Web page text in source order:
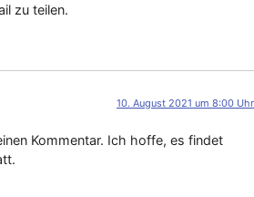
zu teilen.
10. August 2021 um 8:00 Uhr
Kommentar. Ich hoffe, es findet